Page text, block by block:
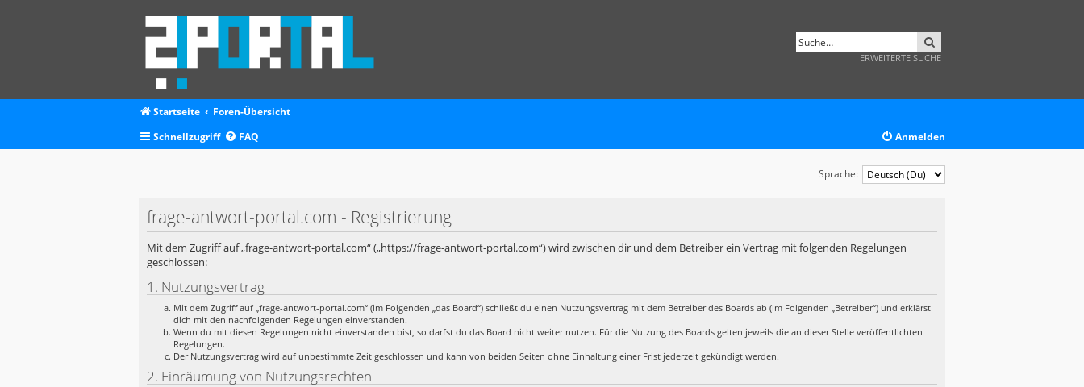
ERWEITERTE SUCHE
Startseite
Foren-Übersicht
Schnellzugriff
FAQ Anmelden
Sprache:
frage-antwort-portal.com - Registrierung
Mit dem Zugriff auf „frage-antwort-portal.com“ („https://frage-antwort-portal.com“) wird zwischen dir und dem Betreiber ein Vertrag mit folgenden Regelungen
geschlossen:
1. Nutzungsvertrag
Mit dem Zugriff auf „frage-antwort-portal.com“ (im Folgenden „das Board“) schließt du einen Nutzungsvertrag mit dem Betreiber des Boards ab (im Folgenden „Betreiber“) und erklärst
dich mit den nachfolgenden Regelungen einverstanden.
Wenn du mit diesen Regelungen nicht einverstanden bist, so darfst du das Board nicht weiter nutzen. Für die Nutzung des Boards gelten jeweils die an dieser Stelle veröffentlichten
Regelungen.
Der Nutzungsvertrag wird auf unbestimmte Zeit geschlossen und kann von beiden Seiten ohne Einhaltung einer Frist jederzeit gekündigt werden.
2. Einräumung von Nutzungsrechten